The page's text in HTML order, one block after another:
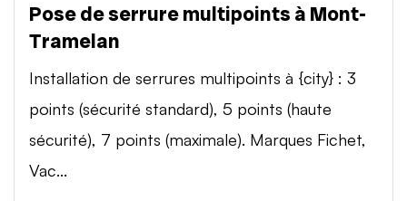
Pose de serrure multipoints à Mont-
Tramelan
Installation de serrures multipoints à {city} : 3
points (sécurité standard), 5 points (haute
sécurité), 7 points (maximale). Marques Fichet,
Vac...